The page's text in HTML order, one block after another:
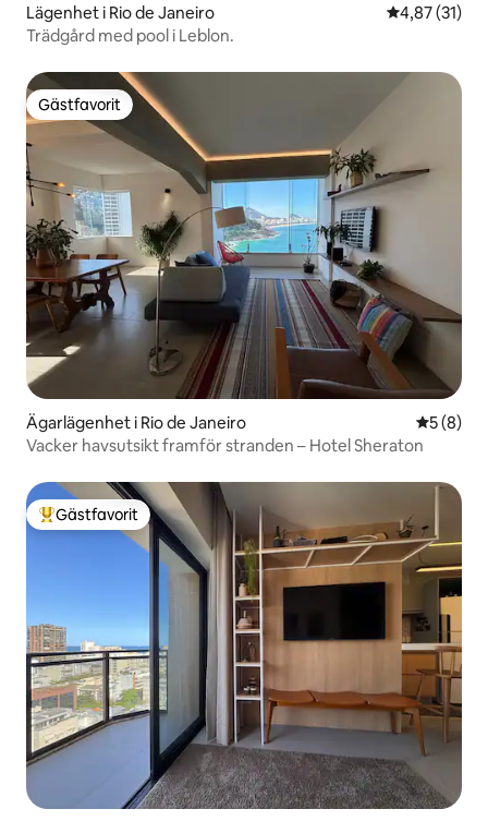
Lägenhet i Rio de Janeiro 4,87 av 5 i
4,87 (31)
Trädgård med pool i Leblon.
Gästfavorit
Gästfavorit
Ägarlägenhet i Rio de Janeiro 5 av 5 i
5 (8)
Vacker havsutsikt framför stranden – Hotel Sheraton
Populär gästfavorit
Gästfavorit